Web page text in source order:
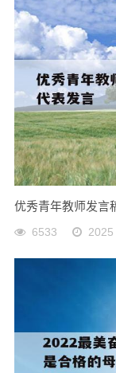
优秀青年教师发言
6533